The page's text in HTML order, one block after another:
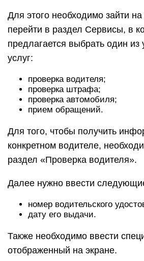
Для этого необходимо зайти
перейти в раздел Сервисы, в
предлагается выбрать один из
услуг:
проверка водителя;
проверка штрафа;
проверка автомобиля;
прием обращений.
Для того, чтобы получить
конкретном водителе,
раздел «Проверка водителя».
Далее нужно ввести
номер водительского
дату его выдачи.
Также необходимо ввести
отображенный на экране.